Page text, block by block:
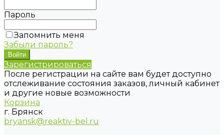
Пароль
Запомнить меня
Забыли пароль?
Зарегистрироваться
После регистрации на сайте вам будет доступно
отслеживание состояния заказов, личный кабинет
и другие новые возможности
Корзина
г. Брянск
bryansk@reaktiv-bel.ru